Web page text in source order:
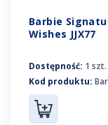
Barbie
Wishes JJX77
Dostępność: 1 szt.
Kod produktu: